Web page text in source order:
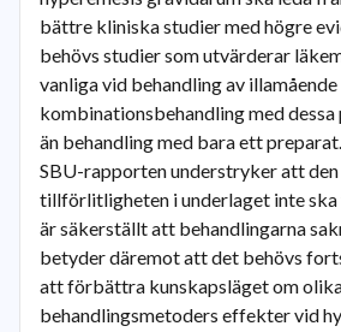
bättre kliniska studier med högre
behövs studier som utvärderar
vanliga vid behandling av
kombinationsbehandling med
än behandling med bara ett
SBU-rapporten understryker att
tillförlitligheten i underlaget inte
är säkerställt att behandlingarna
betyder däremot att det behövs
att förbättra kunskapsläget om
behandlingsmetoders effekter vid